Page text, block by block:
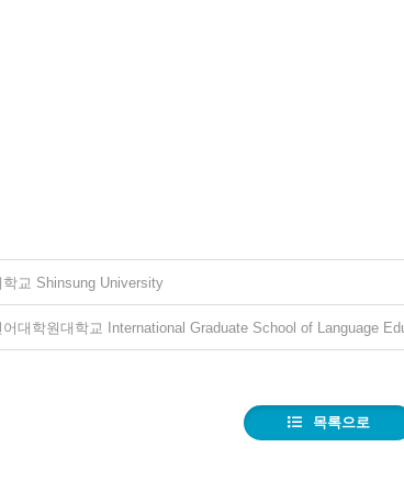
학교 Shinsung University
어대학원대학교 International Graduate School of Language
목록으로